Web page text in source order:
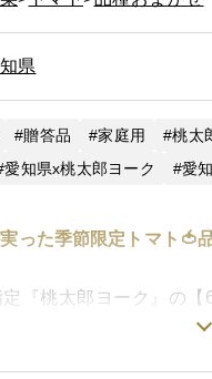
県
贈答品 家庭用 桃太
愛知県x桃太郎ヨーク 愛
った季節限定トマト🍅
『桃太郎ヨーク』の【